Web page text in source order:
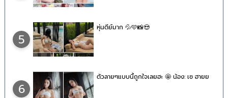
5
หุ่นดีย์มาก 💦🩵📸😍
6
ตัวลายๆแบบนี้ถูกใจเลยฮะ 🤩 น้อง: เซ ฮายย